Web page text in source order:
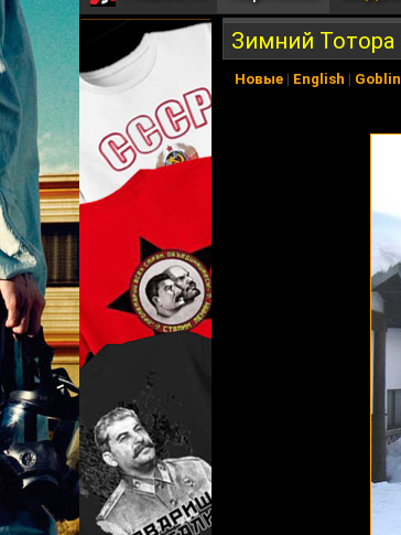
Зимний Тотора
Новые| English | Goblin